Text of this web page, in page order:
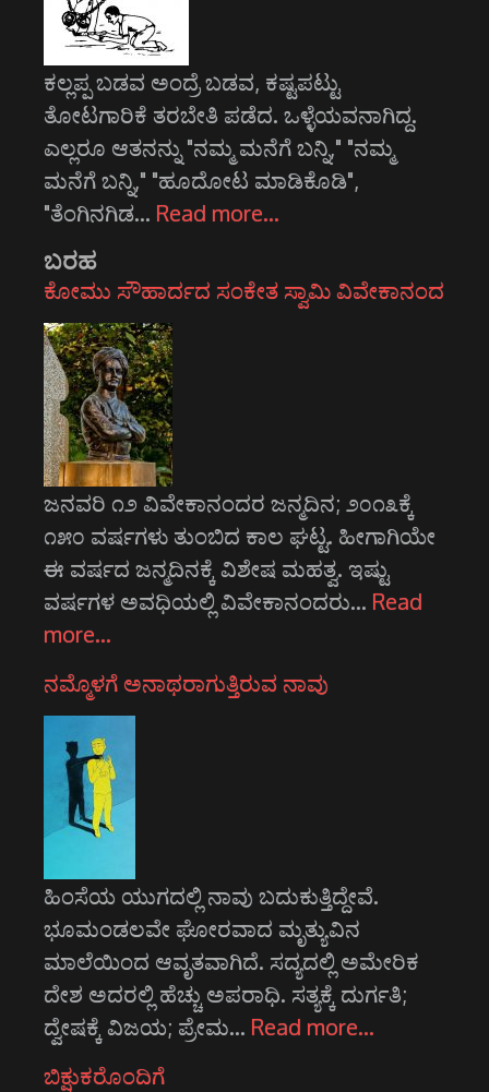
ಕಲ್ಲಪ್ಪ ಬಡವ ಅಂದ್ರೆ ಬಡವ, ಕಷ್ಟಪಟ್ಟು
ತೋಟಗಾರಿಕೆ ತರಬೇತಿ ಪಡೆದ. ಒಳ್ಳೆಯವನಾಗಿದ್ದ.
ಎಲ್ಲರೂ ಆತನನ್ನು "ನಮ್ಮ ಮನೆಗೆ ಬನ್ನಿ," "ನಮ್ಮ
ಮನೆಗೆ ಬನ್ನಿ," "ಹೂದೋಟ ಮಾಡಿಕೊಡಿ",
"ತೆಂಗಿನಗಿಡ… Read more…
ಬರಹ
ಕೋಮು ಸೌಹಾರ್ದದ ಸಂಕೇತ ಸ್ವಾಮಿ ವಿವೇಕಾನಂದ
ಜನವರಿ ೧೨ ವಿವೇಕಾನಂದರ ಜನ್ಮದಿನ; ೨೦೧೩ಕ್ಕೆ
೧೫೦ ವರ್ಷಗಳು ತುಂಬಿದ ಕಾಲ ಘಟ್ಟ. ಹೀಗಾಗಿಯೇ
ಈ ವರ್ಷದ ಜನ್ಮದಿನಕ್ಕೆ ವಿಶೇಷ ಮಹತ್ವ. ಇಷ್ಟು
ವರ್ಷಗಳ ಅವಧಿಯಲ್ಲಿ ವಿವೇಕಾನಂದರು… Read
more…
ನಮ್ಮೊಳಗೆ ಅನಾಥರಾಗುತ್ತಿರುವ ನಾವು
ಹಿಂಸೆಯ ಯುಗದಲ್ಲಿ ನಾವು ಬದುಕುತ್ತಿದ್ದೇವೆ.
ಭೂಮಂಡಲವೇ ಘೋರವಾದ ಮೃತ್ಯುವಿನ
ಮಾಲೆಯಿಂದ ಆವೃತವಾಗಿದೆ. ಸದ್ಯದಲ್ಲಿ ಅಮೇರಿಕ
ದೇಶ ಅದರಲ್ಲಿ ಹೆಚ್ಚು ಅಪರಾಧಿ. ಸತ್ಯಕ್ಕೆ ದುರ್ಗತಿ;
ದ್ವೇಷಕ್ಕೆ ವಿಜಯ; ಪ್ರೇಮ… Read more…
ಬಿಕ್ಷುಕರೊಂದಿಗೆ